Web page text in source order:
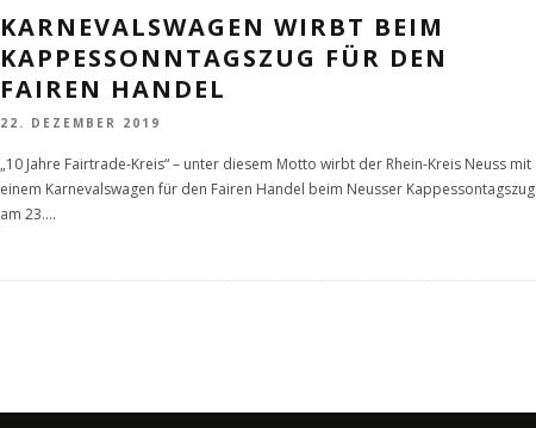
KARNEVALSWAGEN WIRBT BEIM
KAPPESSONNTAGSZUG FÜR DEN
FAIREN HANDEL
22. DEZEMBER 2019
„10 Jahre Fairtrade-Kreis“ – unter diesem Motto wirbt der Rhein-Kreis Neuss mit
einem Karnevalswagen für den Fairen Handel beim Neusser Kappessontagszug
am 23....